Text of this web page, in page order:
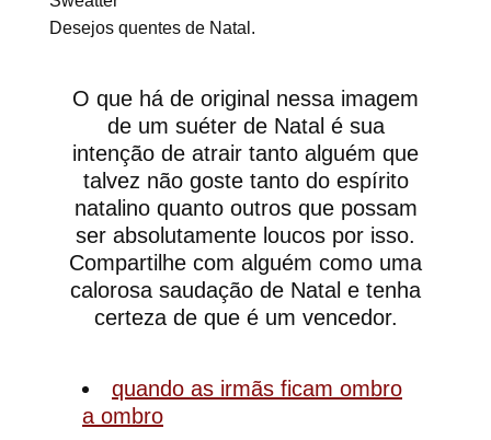
Desejos quentes de Natal.
O que há de original nessa imagem
de um suéter de Natal é sua
intenção de atrair tanto alguém que
talvez não goste tanto do espírito
natalino quanto outros que possam
ser absolutamente loucos por isso.
Compartilhe com alguém como uma
calorosa saudação de Natal e tenha
certeza de que é um vencedor.
quando as irmãs ficam ombro
a ombro